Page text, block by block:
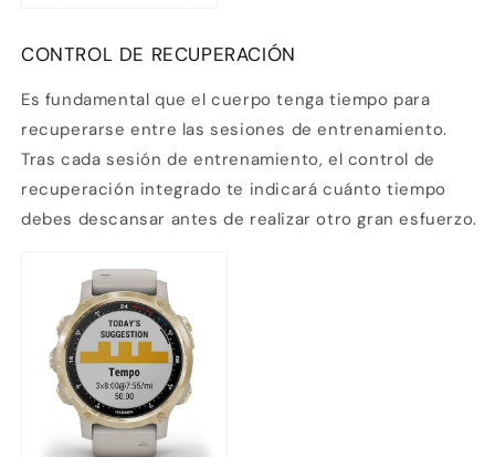
CONTROL DE RECUPERACIÓN
Es fundamental que el cuerpo tenga tiempo para
recuperarse entre las sesiones de entrenamiento.
Tras cada sesión de entrenamiento, el control de
recuperación integrado te indicará cuánto tiempo
debes descansar antes de realizar otro gran esfuerzo.